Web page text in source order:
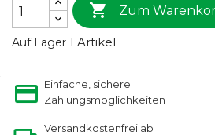
 Zum
Auf Lager 1 Artikel
Einfache, sichere
Zahlungsmöglichkeiten
Versandkostenfrei ab